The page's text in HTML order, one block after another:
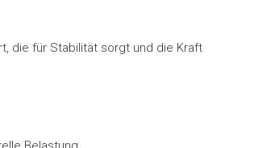
die für Stabilität sorgt und die Kraft